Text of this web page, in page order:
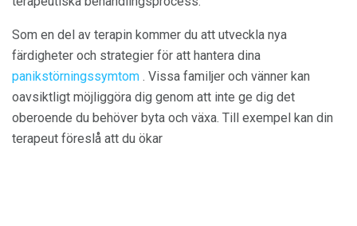
Som en del av terapin kommer du att utveckla nya
färdigheter och strategier för att hantera dina
panikstörningssymtom . Vissa familjer och vänner kan
oavsiktligt möjliggöra dig genom att inte ge dig det
oberoende du behöver byta och växa. Till exempel kan din
terapeut föreslå att du ökar